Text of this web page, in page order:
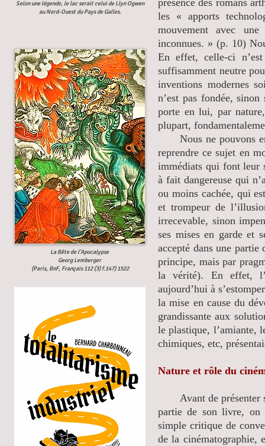
présence des romans
les « apports
mouvement avec
inconnues. » (p. 10)
En effet, celle-ci
suffisamment neutre
inventions modernes
n’est pas fondée,
porte en lui, par
plupart,
Nous ne pouvons en
reprendre ce sujet en
immédiats qui font leur
à fait dangereuse qui
ou moins cachée, qui
et trompeur de
irrecevable, sinon
ses mises en garde et
accepté dans une
principe, mais par
la vérité). En effet,
aujourd’hui à
la mise en cause du
grandissante aux
le plastique, l’amiante,
chimiques, etc,
Nature et rôle du
Avant de présenter
partie de son livre, on
simple critique de
de la cinématographie,
Selon une légende, le lac serait celui de Llyn Ogwen
au Nord-Ouest du Pays de Galles.
La Bête de l’Apocalypse
Georg Lemberger
(Paris, BnF, Français 112 (3) f.147) 1522